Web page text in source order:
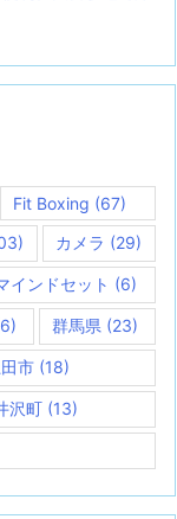
Fit Boxing (67)
カメラ (29)
インドセット (6)
群馬県(23)
市(18)
沢町 (13)